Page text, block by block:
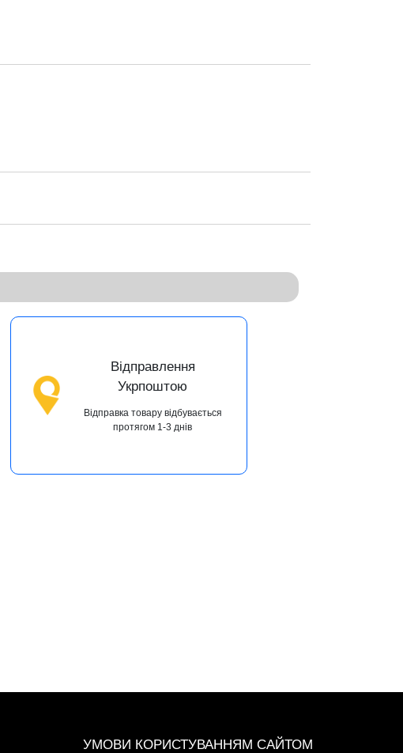
Відправлення
Укрпоштою
Відправка товару відбувається
протягом 1-3 днів
УМОВИ КОРИСТУВАННЯМ САЙТОМ